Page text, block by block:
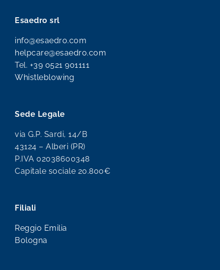
Esaedro srl
info@esaedro.com
helpcare@esaedro.com
Tel. +39 0521 901111
Whistleblowing
Sede Legale
via G.P. Sardi, 14/B
43124 – Alberi (PR)
P.IVA 02038600348
Capitale sociale 20.800€
Filiali
Reggio Emilia
Bologna